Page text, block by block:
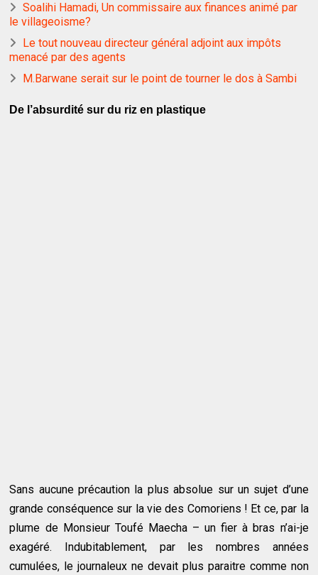
Soalihi Hamadi, Un commissaire aux finances animé par
le villageoisme?
Le tout nouveau directeur général adjoint aux impôts
menacé par des agents
M.Barwane serait sur le point de tourner le dos à Sambi
De l’absurdité sur du riz en plastique
Sans aucune précaution la plus absolue sur un sujet d’une
grande conséquence sur la vie des Comoriens ! Et ce, par la
plume de Monsieur Toufé Maecha – un fier à bras n’ai-je
exagéré. Indubitablement, par les nombres années
cumulées, le journaleux ne devait plus paraitre comme non